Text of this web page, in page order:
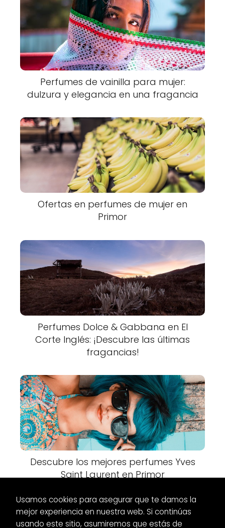
Perfumes de vainilla para mujer:
dulzura y elegancia en una fragancia
Ofertas en perfumes de mujer en
Primor
Perfumes Dolce & Gabbana en El
Corte Inglés: ¡Descubre las últimas
fragancias!
Descubre los mejores perfumes Yves
Saint Laurent en Primor
Usamos cookies para asegurar que te damos la
mejor experiencia en nuestra web. Si continúas
usando este sitio, asumiremos que estás de